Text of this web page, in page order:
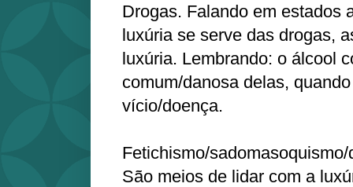
Drogas. Falando em estados
luxúria se serve das drogas,
luxúria. Lembrando: o álcool
comum/danosa delas,
vício/doença.
Fetichismo/
São meios de lidar com a